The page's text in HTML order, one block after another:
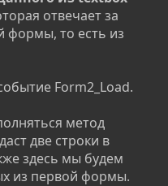
отвечает за
формы, то есть из
Form2_Load.
метод
две строки в
здесь мы будем
из первой формы.